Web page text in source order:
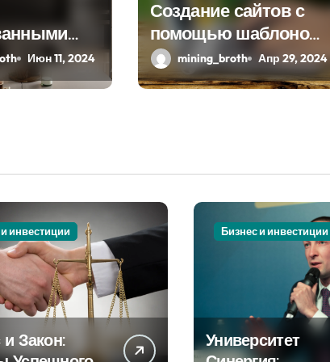
стиль и
в
Июн 11, 2024
Создание сайтов с
помощью шаблонов
современных сайтов:
простой путь к
mining_broth Апр 29, 2024
инвестиции
и Закон:
Бизнес и инвестиции
Университет